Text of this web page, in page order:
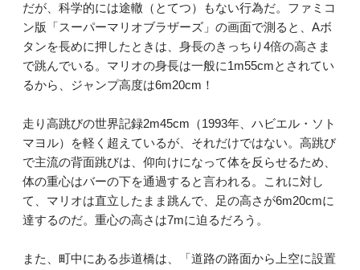
だが、科学的には途轍（とてつ）もない行為だ。ファミコ
ン版「スーパーマリオブラザーズ」の画面で測ると、Aボ
タンを長めに押したときは、身長のきっちり4倍の高さま
で跳んでいる。マリオの身長は一般に1m55cmとされてい
るから、ジャンプ高度は6m20cm！
走り高跳びの世界記録2m45cm（1993年、ハビエル・ソト
マヨル）を軽く超えているが、それだけではない。高跳び
で主流の背面跳びは、仰向けになって体を反らせるため、
体の重心はバーの下を通過すると言われる。これに対し
て、マリオは直立したまま跳んで、足の高さが6m20cmに
達するのだ。重心の高さは7mに迫るだろう。
また、町中にある歩道橋は、「道路の路面から上空に設置